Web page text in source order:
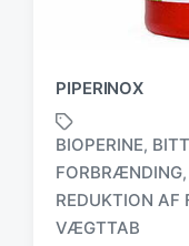
PIPERINOX
a
g
BIOPERINE,
FORBRÆNDING,
REDUKTION
VÆGTTAB